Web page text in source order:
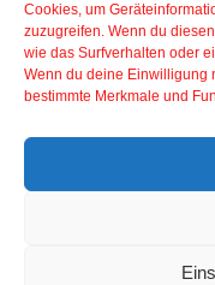
Cookies, um
zuzugreifen. Wenn du
wie das Surfverhalten oder
Wenn du deine Einwilligung
bestimmte Merkmale und
Bilder aus dem Comic
Postkartengröße bis
Materialien.
Halle